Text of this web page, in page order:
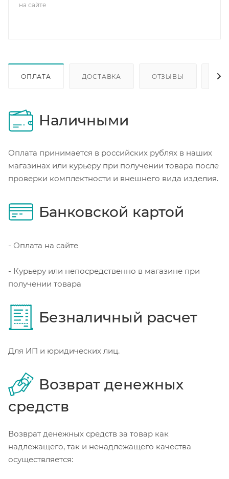
на сайте
ОПЛАТА ДОСТАВКА ОТЗЫВЫ
Наличными
Оплата принимается в российских рублях в наших
магазинах или курьеру при получении товара после
проверки комплектности и внешнего вида изделия.
Банковской картой
- Оплата на сайте
- Курьеру или непосредственно в магазине при
получении товара
Безналичный расчет
Для ИП и юридических лиц.
Возврат денежных
средств
Возврат денежных средств за товар как
надлежащего, так и ненадлежащего качества
осуществляется: